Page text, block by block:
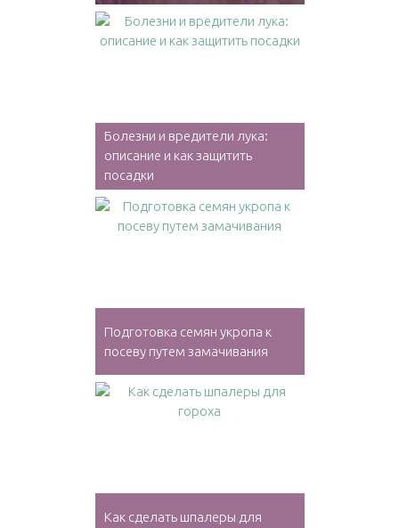
Болезни и вредители лука:
описание и как защитить
посадки
Подготовка семян укропа к
посеву путем замачивания
Как сделать шпалеры для